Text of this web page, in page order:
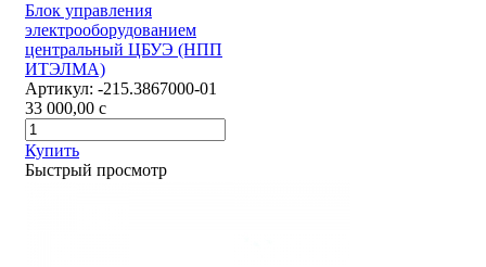
Блок управления
электрооборудованием
центральный ЦБУЭ (НПП
ИТЭЛМА)
Артикул: -215.3867000-01
33 000,00 c
Купить
Быстрый просмотр